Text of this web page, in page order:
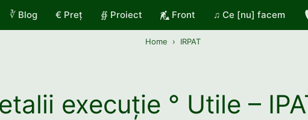
∛ Blog € Preț ∯ Proiect Front ♫ Ce [nu] facem
Home IRPAT
execuție ° Utile –